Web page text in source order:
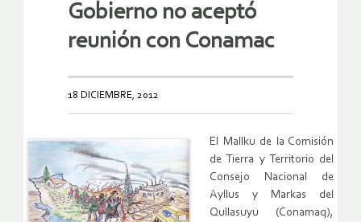
Gobierno no aceptó
reunión con Conamac
18 DICIEMBRE, 2012
El Mallku de la Comisión
de Tierra y Territorio del
Consejo Nacional de
Ayllus y Markas del
Qullasuyu (Conamaq),